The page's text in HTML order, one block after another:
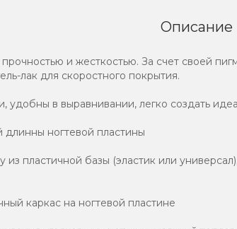
Описание
и жесткостью. За счет своей
лак для скоростного покрытия.
удобны в выравнивании, легко создать
ногтевой пластины
из пластичной базы (эластик или
каркас на ногтевой пластине